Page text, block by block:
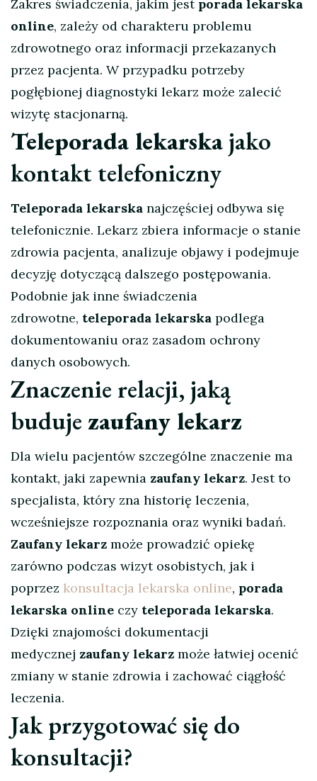
Zakres świadczenia, jakim jest porada lekarska
online, zależy od charakteru problemu
zdrowotnego oraz informacji przekazanych
przez pacjenta. W przypadku potrzeby
pogłębionej diagnostyki lekarz może zalecić
wizytę stacjonarną.
Teleporada lekarska jako
kontakt telefoniczny
Teleporada lekarska najczęściej odbywa się
telefonicznie. Lekarz zbiera informacje o stanie
zdrowia pacjenta, analizuje objawy i podejmuje
decyzję dotyczącą dalszego postępowania.
Podobnie jak inne świadczenia
zdrowotne, teleporada lekarska podlega
dokumentowaniu oraz zasadom ochrony
danych osobowych.
Znaczenie relacji, jaką
buduje zaufany lekarz
Dla wielu pacjentów szczególne znaczenie ma
kontakt, jaki zapewnia zaufany lekarz. Jest to
specjalista, który zna historię leczenia,
wcześniejsze rozpoznania oraz wyniki badań.
Zaufany lekarz może prowadzić opiekę
zarówno podczas wizyt osobistych, jak i
poprzez konsultacja lekarska online, porada
lekarska online czy teleporada lekarska.
Dzięki znajomości dokumentacji
medycznej zaufany lekarz może łatwiej ocenić
zmiany w stanie zdrowia i zachować ciągłość
leczenia.
Jak przygotować się do
konsultacji?